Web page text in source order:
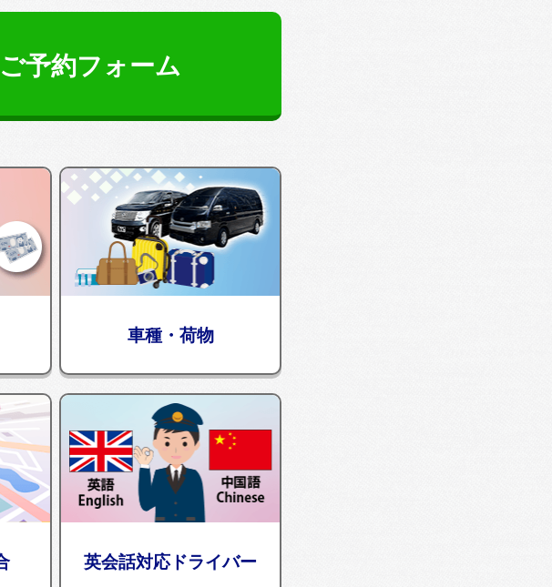
ご予約フォーム
車種・荷物
英会話対応ドライバー